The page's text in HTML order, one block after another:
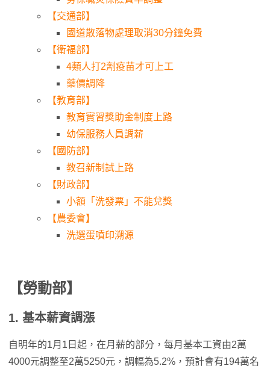
【交通部】
國道散落物處理取消30分鐘免費
【衛福部】
4類人打2劑疫苗才可上工
藥價調降
【教育部】
教育實習獎助金制度上路
幼保服務人員調薪
【國防部】
教召新制試上路
【財政部】
小額「洗發票」不能兌獎
【農委會】
洗選蛋噴印溯源
【勞動部】
1. 基本薪資調漲
自明年的1月1日起，在月薪的部分，每月基本工資由2萬
4000元調整至2萬5250元，調幅為5.2%，預計會有194萬名